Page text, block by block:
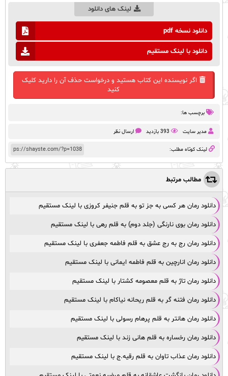
لینک های دانلود
دانلود نسخه pdf
دانلود با لینک مستقیم
اگر نویسنده این کتاب هستید و درخواست حذف آن را دارید کلیک
کنید
برچسب ها:
مدیر سایت 393 بازدید ارسال نظر
لینک کوتاه مطلب:
مطالب مرتبط
دانلود رمان هر کسی به‌ جز تو به قلم جنیفر کروزی با لینک مستقیم
دانلود رمان بوی نارنگی (جلد دوم) به قلم رهی با لینک مستقیم
دانلود رمان رج به رج عشق به قلم فاطمه جعفری با لینک مستقیم
دانلود رمان انارچین به قلم فاطمه ایمانی با لینک مستقیم
دانلود رمان تاژ به قلم معصومه کشتار با لینک مستقیم
دانلود رمان فتنه گر به قلم ریحانه نیاکام با لینک مستقیم
دانلود رمان هانتر به قلم پرهام رسولی با لینک مستقیم
دانلود رمان رخساره به قلم هانی زند با لینک مستقیم
دانلود رمان عذاب تاوان به قلم رقیه.ج با لینک مستقیم